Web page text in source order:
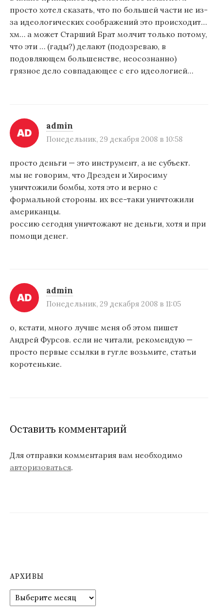
просто хотел сказать, что по большей части не из-
за идеологических соображений это происходит…
хм… а может Старший Брат молчит только потому,
что эти … (гады?) делают (подозреваю, в
подовляющем большенстве, неосознанно)
грязное дело совпадающее с его идеологией…
admin
Понедельник, 29 декабря 2008 в 10:58
просто деньги — это инструмент, а не субъект.
мы не говорим, что Дрезден и Хиросиму
уничтожили бомбы, хотя это и верно с
формальной стороны. их все-таки уничтожили
американцы.
россию сегодня уничтожают не деньги, хотя и при
помощи денег.
admin
Понедельник, 29 декабря 2008 в 11:05
о, кстати, много лучше меня об этом пишет
Андрей Фурсов. если не читали, рекомендую —
просто первые ссылки в гугле возьмите, статьи
коротенькие.
Оставить комментарий
Для отправки комментария вам необходимо
авторизоваться.
АРХИВЫ
р